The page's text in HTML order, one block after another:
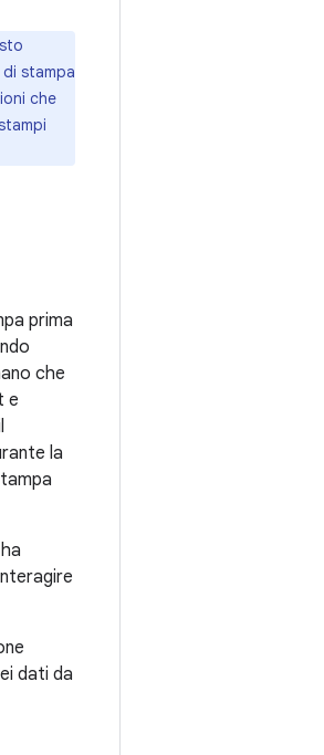
stampa
che
prima
che
e
la
dati da